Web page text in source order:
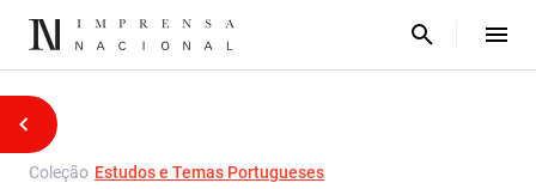
Coleção Estudos e Temas Portugueses